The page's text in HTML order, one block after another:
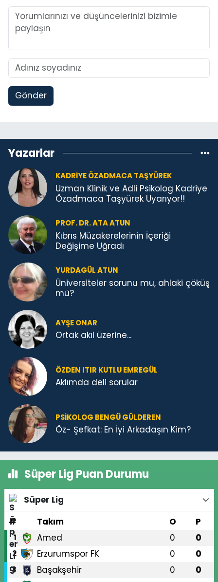
Gönder
Yazarlar
KADRIYE ÖZADMACA TAŞYÜREK
Uzman Klinik ve Adli Psikolog Kadriye
Özadmaca Taşyürek Uyarıyor!!
PROF. DR. ATA ATUN
Kıbrıs Müzakerelerinin İçeriği
Değişime Uğradı
YURDAGÜL ATUN
Üniversiteler sorunu mu, ahlaki çöküş
mü?
AYŞE ONAR
Ortak akıl üzerine...
ÖZDEN ITIR KUTLU EMREGÜL
Aklımda deli sorular
PSIKOLOG BENGÜ GÜLDEREN
Öz- Şefkat: En İyi Arkadaşın Kim?
Süper Lig Puan Durumu
Süper Lig
#
Takım O P
1 Amed 0 0
2 Erzurumspor FK 0 0
3 Başakşehir 0 0